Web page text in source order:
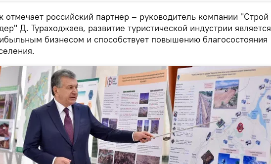
отмечает российский партнер – руководитель компании "Строй
Д. Тураходжаев, развитие туристической индустрии является
бизнесом и способствует повышению благосостояния